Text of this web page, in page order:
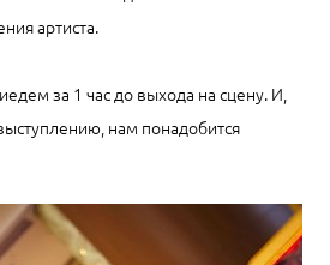
артиста.
за 1 час до выхода на сцену. И,
нам понадобится